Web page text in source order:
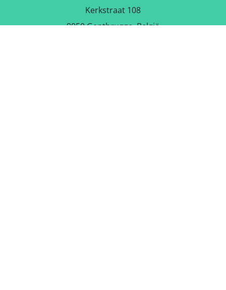
Kerkstraat 108
9050 Gentbrugge, België